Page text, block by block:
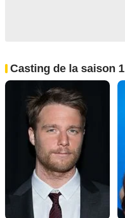
Casting de la saison 1